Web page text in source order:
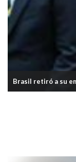
Milei anunció la